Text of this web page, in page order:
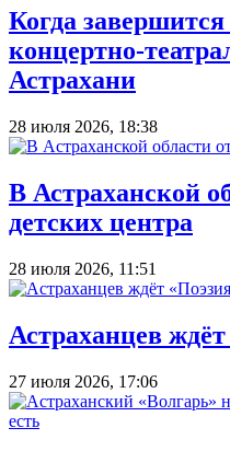
Когда
концертно-
Астрахани
28 июля 2026, 18:38
В Астраханской
детских центра
28 июля 2026, 11:51
Астраханцев
27 июля 2026, 17:06